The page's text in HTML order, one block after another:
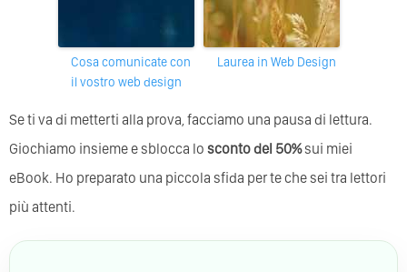
Cosa comunicate con
il vostro web design
Laurea in Web Design
Se ti va di metterti alla prova, facciamo una pausa di lettura.
Giochiamo insieme e sblocca lo sconto del 50%sui miei
eBook. Ho preparato una piccola sfida per te che sei tra lettori
più attenti.